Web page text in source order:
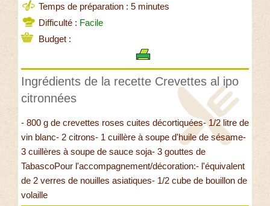
Temps de préparation : 5 minutes
Difficulté : Facile
Budget :
Ingrédients de la recette Crevettes al ipo
citronnées
- 800 g de crevettes roses cuites décortiquées- 1/2 litre de
vin blanc- 2 citrons- 1 cuillère à soupe d'huile de sésame-
3 cuillères à soupe de sauce soja- 3 gouttes de
TabascoPour l'accompagnement/décoration:- l'équivalent
de 2 verres de nouilles asiatiques- 1/2 cube de bouillon de
volaille